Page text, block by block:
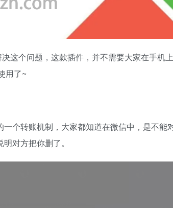
这个问题，这款插件，并不需要大家在手机上
用了~
个转账机制，大家都知道在微信中，是不能
对方把你删了。